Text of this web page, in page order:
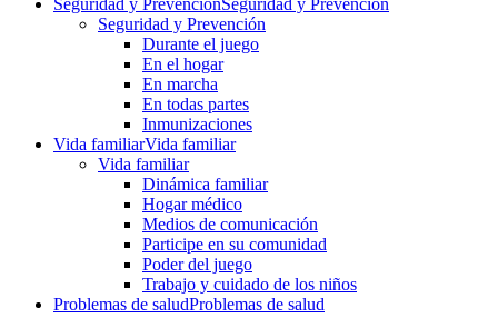
Seguridad y PrevenciónSeguridad y Prevención
Seguridad y Prevención
Durante el juego
En el hogar
En marcha
En todas partes
Inmunizaciones
Vida familiarVida familiar
Vida familiar
Dinámica familiar
Hogar médico
Medios de comunicación
Participe en su comunidad
Poder del juego
Trabajo y cuidado de los niños
Problemas de saludProblemas de salud